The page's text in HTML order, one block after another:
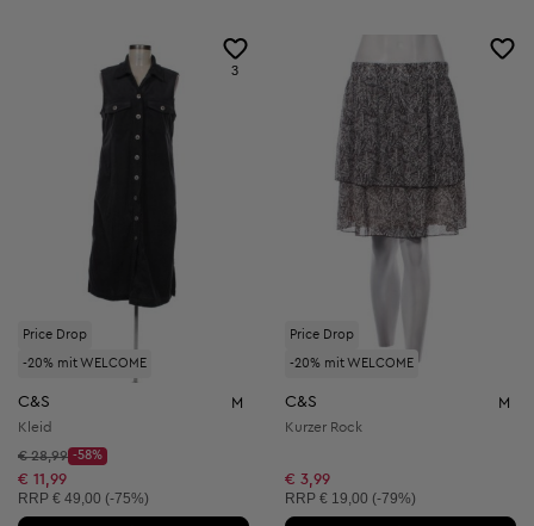
Price Drop
-20% mit WELCOME
3
C&S M
Kleid
Startpreis:
€ 28,99
Discount Price:
-58%
Reduzierter Preis:
€ 11,99
Unverbindliche Preisempfehlung:
RRP € 49,00 (-75%)
Price Drop
-20% mit WELCOME
C&S M
Kurzer Rock
€ 3,99
Unverbindliche Preisempfehlung:
RRP € 19,00 (-79%)